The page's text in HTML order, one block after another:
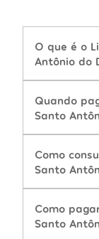
O que é o
Antônio do
Quando
Santo
Como
Santo
Como
Santo